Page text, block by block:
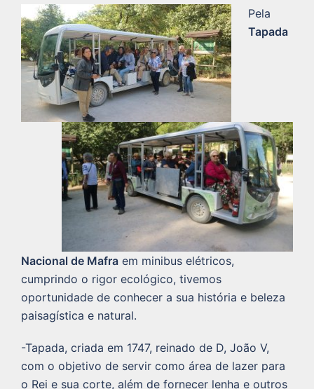
Pela
Tapada
Nacional de Mafra em minibus elétricos,
cumprindo o rigor ecológico, tivemos
oportunidade de conhecer a sua história e beleza
paisagística e natural.
-Tapada, criada em 1747, reinado de D, João V,
com o objetivo de servir como área de lazer para
o Rei e sua corte, além de fornecer lenha e outros